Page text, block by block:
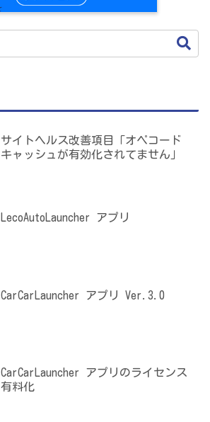
サイトヘルス改善項目「オペコード
キャッシュが有効化されてません」
LecoAutoLauncher アプリ
CarCarLauncher アプリ Ver.3.0
CarCarLauncher アプリのライセンス
有料化